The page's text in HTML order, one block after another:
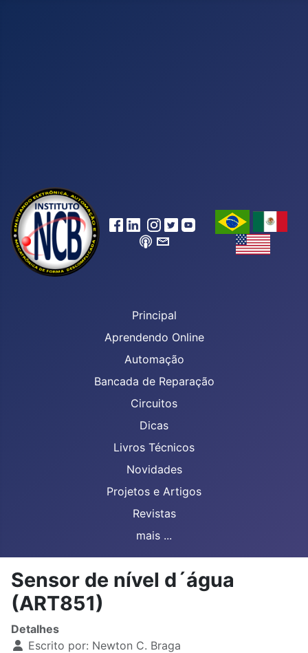
Principal
Aprendendo Online
Automação
Bancada de Reparação
Circuitos
Dicas
Livros Técnicos
Novidades
Projetos e Artigos
Revistas
mais ...
Sensor de nível d´água
(ART851)
Detalhes
Escrito por: Newton C. Braga